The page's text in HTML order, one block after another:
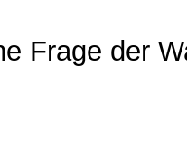
Frage der